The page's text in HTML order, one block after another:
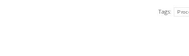
Tags: